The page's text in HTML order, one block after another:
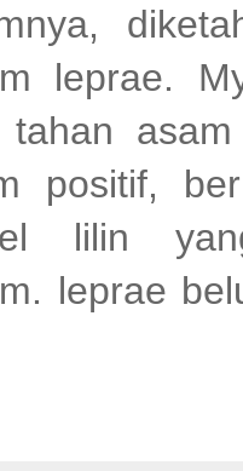
leprae.
tahan
positif,
lilin
leprae